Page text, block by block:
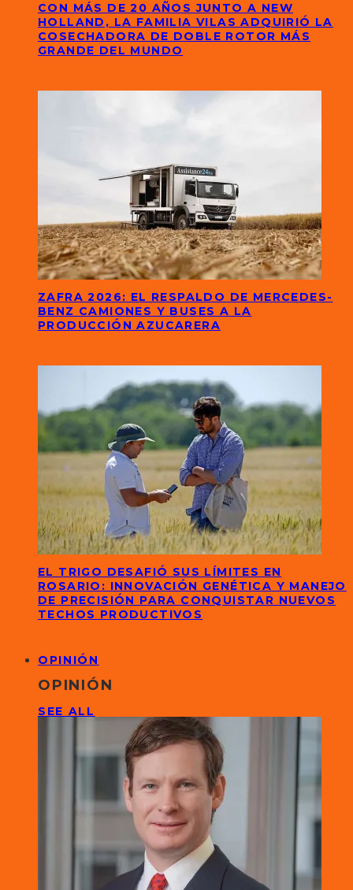
CON MÁS DE 20 AÑOS JUNTO A NEW
HOLLAND, LA FAMILIA VILAS ADQUIRIÓ LA
COSECHADORA DE DOBLE ROTOR MÁS
GRANDE DEL MUNDO
ZAFRA 2026: EL RESPALDO DE MERCEDES-
BENZ CAMIONES Y BUSES A LA
PRODUCCIÓN AZUCARERA
EL TRIGO DESAFIÓ SUS LÍMITES EN
ROSARIO: INNOVACIÓN GENÉTICA Y MANEJO
DE PRECISIÓN PARA CONQUISTAR NUEVOS
TECHOS PRODUCTIVOS
OPINIÓN
OPINIÓN
SEE ALL